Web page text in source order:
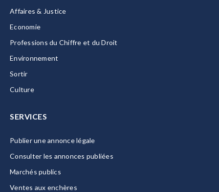
Affaires & Justice
Economie
Professions du Chiffre et du Droit
Environnement
Sortir
Culture
SERVICES
Publier une annonce légale
Consulter les annonces publiées
Marchés publics
Ventes aux enchères